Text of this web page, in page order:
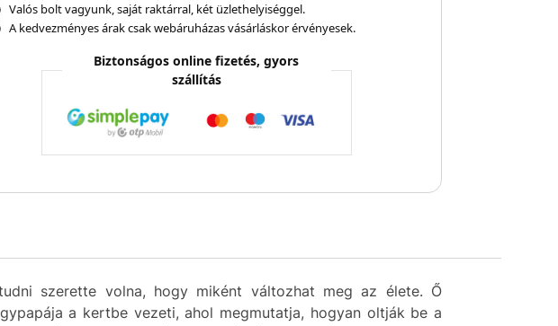
Valós bolt vagyunk, saját raktárral, két üzlethelyiséggel.
A kedvezményes árak csak webáruházas vásárláskor érvényesek.
Biztonságos online fizetés, gyors
szállítás
szerette volna, hogy miként változhat meg az élete. Ő
a kertbe vezeti, ahol megmutatja, hogyan oltják be a